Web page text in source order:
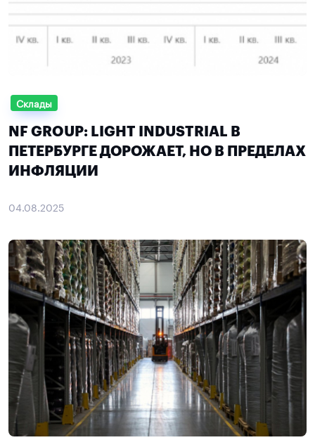
Склады
NF GROUP: LIGHT INDUSTRIAL В
ПЕТЕРБУРГЕ ДОРОЖАЕТ, НО В ПРЕДЕЛАХ
ИНФЛЯЦИИ
04.08.2025